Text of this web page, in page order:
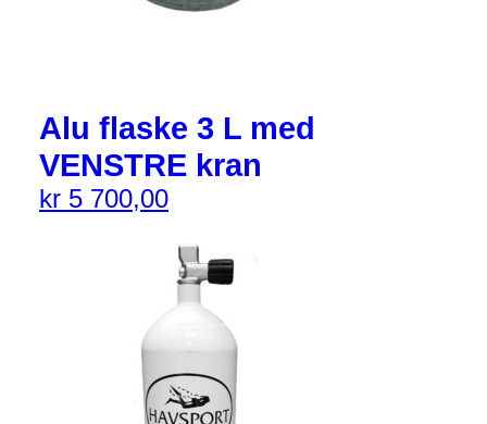
Alu flaske 3 L med
VENSTRE kran
kr 5 700,00